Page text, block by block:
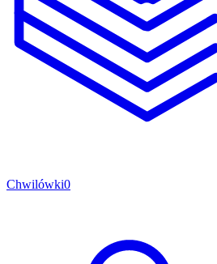
Chwilówki0